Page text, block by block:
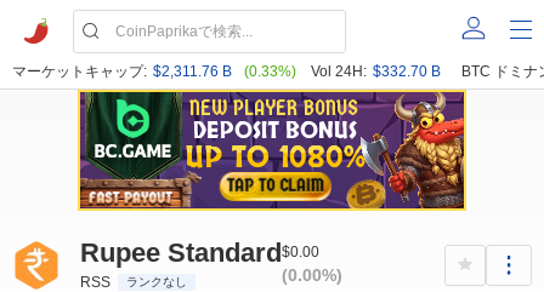
マーケットキャップ: $2,311.76 B (0.33%) Vol 24H: $332.70 B BTC ドミナ
Rupee Standard
RSS ランクなし
$0.00
(0.00%)